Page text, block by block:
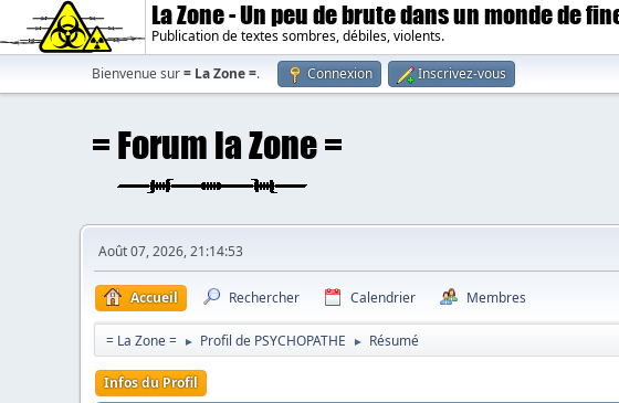
La Zone - Un peu de brute dans un monde de
Publication de textes sombres, débiles, violents.
Bienvenue sur= La Zone =. Connexion Inscrivez-vous
Août 07, 2026, 21:14:53
Accueil Rechercher Calendrier Membres
= La Zone = ► Profil de PSYCHOPATHE ► Résumé
Infos du Profil